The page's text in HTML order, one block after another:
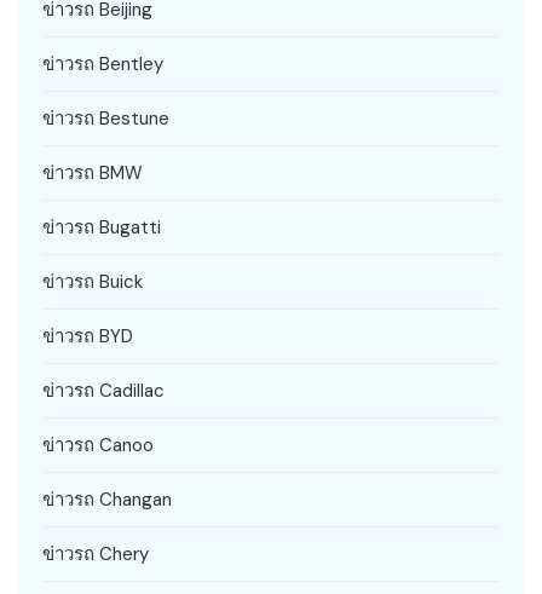
ข่าวรถ Beijing
ข่าวรถ Bentley
ข่าวรถ Bestune
ข่าวรถ BMW
ข่าวรถ Bugatti
ข่าวรถ Buick
ข่าวรถ BYD
ข่าวรถ Cadillac
ข่าวรถ Canoo
ข่าวรถ Changan
ข่าวรถ Chery